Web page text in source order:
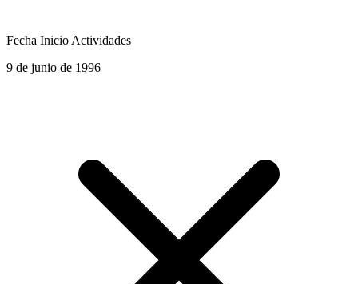
Fecha Inicio Actividades
9 de junio de 1996